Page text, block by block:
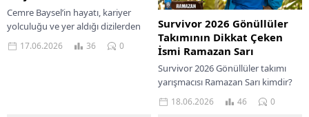
Cemre Baysel’in hayatı, kariyer
yolculuğu ve yer aldığı dizilerden
öne çıkan projeleri hakkında
detaylı bir inceleme.
17.06.2026 36 0
Survivor 2026 Gönüllüler
Takımının Dikkat Çeken
İsmi Ramazan Sarı
Survivor 2026 Gönüllüler takımı
yarışmacısı Ramazan Sarı kimdir?
Yaşamı, yarışmadaki performansı
ve bilinmeyen yönleri hakkında
18.06.2026 46 0